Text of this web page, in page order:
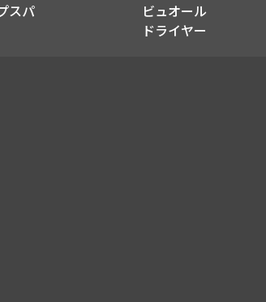
スパ​
ビュオール
ドライヤー